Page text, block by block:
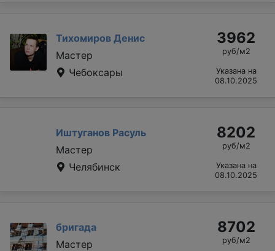
Тихомиров Денис
Мастер
Чебоксары
3962
руб/м2
Указана на
08.10.2025
Иштуганов Расуль
Мастер
Челябинск
8202
руб/м2
Указана на
08.10.2025
бригада
Мастер
8702
руб/м2